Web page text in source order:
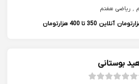
, ریاضی هفتم
آنلاین 350 تا 400 هزارتومان
بوستانی